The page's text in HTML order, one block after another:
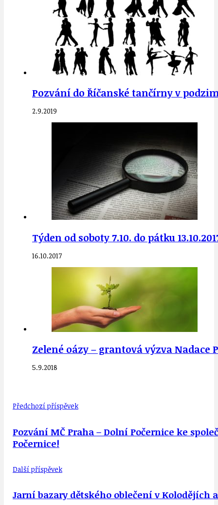
Pozvání do Říčanské tančírny v
2.9.2019
Týden od soboty 7.10. do pátku
16.10.2017
Zelené oázy – grantová výzva Nadace
5.9.2018
Předchozí příspěvek
Pozvání MČ Praha – Dolní Počernice ke
Počernice!
Další příspěvek
Jarní bazary dětského oblečení v Kolodějích